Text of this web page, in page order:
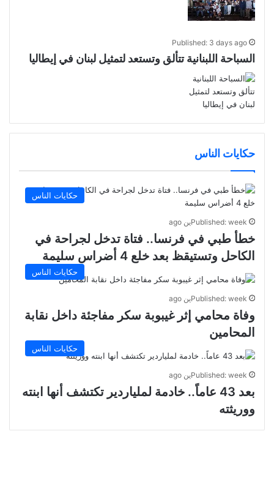
Published: 3 days ago
السباحة اللبنانية تتألق وتستعد لتمثيل لبنان في إيطاليا
حكايات الناس
حكايات الناس
Published: weekين ago
خطأ طبي في فرنسا.. فتاة تدخل لجراحة في
الكاحل وتستيقظ بعد خلع 4 أضراس سليمة
حكايات الناس
Published: weekين ago
وفاة محامي إثر غيبوبة سكر مفاجئة داخل نقابة
المحامين
حكايات الناس
Published: weekين ago
بعد 43 عاماً.. خادمة لملياردير تكتشف أنها ابنته
ووريثته